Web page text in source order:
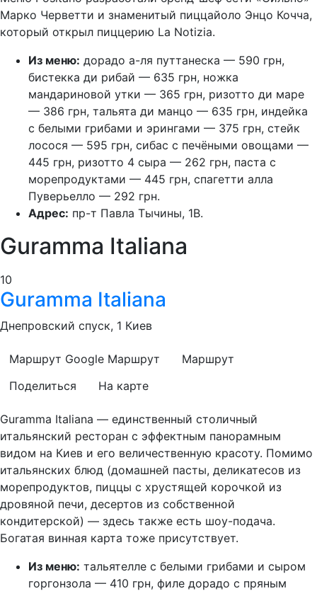
Марко Черветти и знаменитый пиццайоло Энцо Кочча,
который открыл пиццерию La Notizia.
Из меню: дорадо а-ля путтанеска — 590 грн,
бистекка ди рибай — 635 грн, ножка
мандариновой утки — 365 грн, ризотто ди маре
— 386 грн, тальята ди манцо — 635 грн, индейка
с белыми грибами и эрингами — 375 грн, стейк
лосося — 595 грн, сибас с печёными овощами —
445 грн, ризотто 4 сыра — 262 грн, паста с
морепродуктами — 445 грн, спагетти алла
Пуверьелло — 292 грн.
Адрес: пр-т Павла Тычины, 1В.
Guramma Italiana
10
Guramma Italiana
Днепровский спуск, 1 Киев
Маршрут Google Маршрут
Маршрут
Поделиться
На карте
Guramma Italiana — единственный столичный
итальянский ресторан с эффектным панорамным
видом на Киев и его величественную красоту. Помимо
итальянских блюд (домашней пасты, деликатесов из
морепродуктов, пиццы с хрустящей корочкой из
дровяной печи, десертов из собственной
кондитерской) — здесь также есть шоу-подача.
Богатая винная карта тоже присутствует.
Из меню: тальятелле с белыми грибами и сыром
горгонзола — 410 грн, филе дорадо с пряным